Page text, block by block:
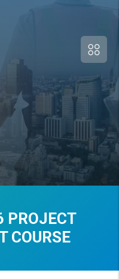
PROJECT
COURSE